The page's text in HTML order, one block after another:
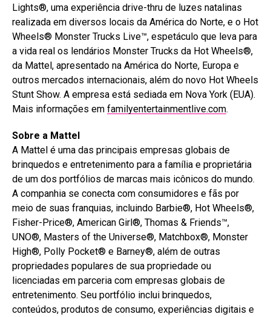
Lights®, uma experiência drive-thru de luzes natalinas
realizada em diversos locais da América do Norte, e o Hot
Wheels® Monster Trucks Live™, espetáculo que leva para
a vida real os lendários Monster Trucks da Hot Wheels®,
da Mattel, apresentado na América do Norte, Europa e
outros mercados internacionais, além do novo Hot Wheels
Stunt Show. A empresa está sediada em Nova York (EUA).
Mais informações em familyentertainmentlive.com.
Sobre a Mattel
A Mattel é uma das principais empresas globais de
brinquedos e entretenimento para a família e proprietária
de um dos portfólios de marcas mais icônicos do mundo.
A companhia se conecta com consumidores e fãs por
meio de suas franquias, incluindo Barbie®, Hot Wheels®,
Fisher-Price®, American Girl®, Thomas & Friends™,
UNO®, Masters of the Universe®, Matchbox®, Monster
High®, Polly Pocket® e Barney®, além de outras
propriedades populares de sua propriedade ou
licenciadas em parceria com empresas globais de
entretenimento. Seu portfólio inclui brinquedos,
conteúdos, produtos de consumo, experiências digitais e